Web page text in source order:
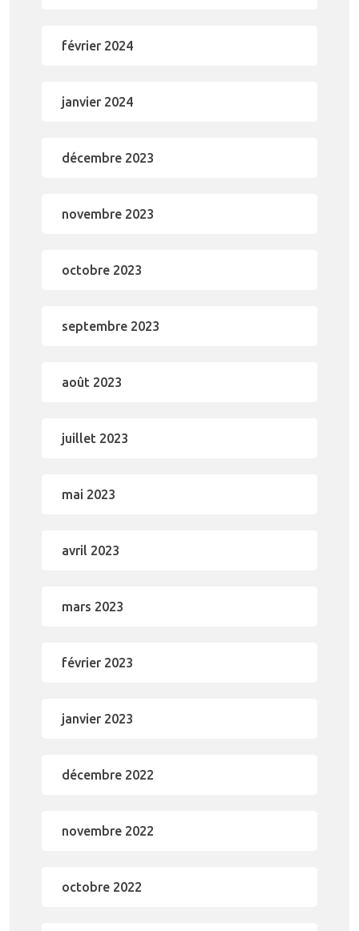
février 2024
janvier 2024
décembre 2023
novembre 2023
octobre 2023
septembre 2023
août 2023
juillet 2023
mai 2023
avril 2023
mars 2023
février 2023
janvier 2023
décembre 2022
novembre 2022
octobre 2022